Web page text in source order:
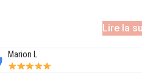
Lire la